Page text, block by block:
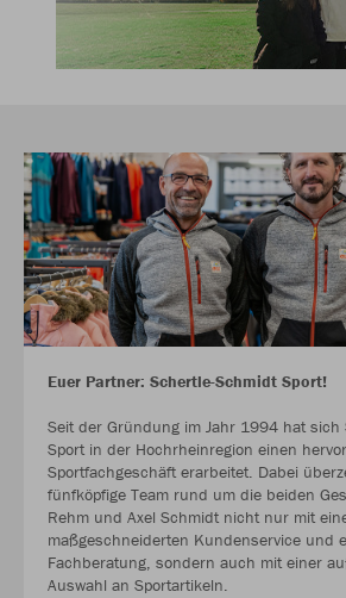
Euer Partner: Schertle-Schmidt Sport!
Seit der Gründung im Jahr 1994 hat sich
Sport in der Hochrheinregion einen
Sportfachgeschäft erarbeitet. Dabei
fünfköpfige Team rund um die beiden
Rehm und Axel Schmidt nicht nur mit
maßgeschneiderten Kundenservice und
Fachberatung, sondern auch mit einer
Auswahl an Sportartikeln.